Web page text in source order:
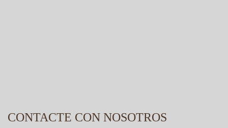
CONTACTE CON NOSOTROS